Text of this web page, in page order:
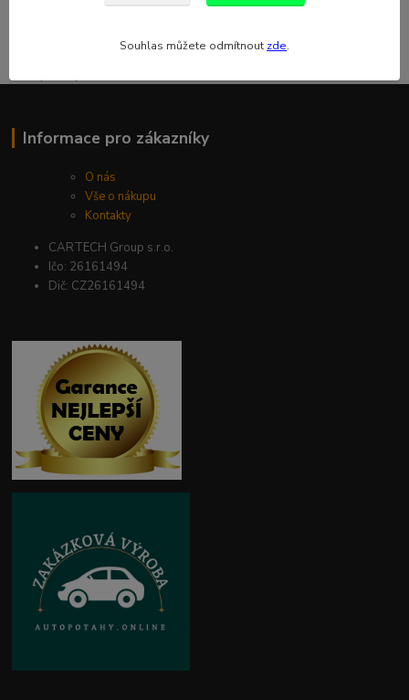
Autopotahy Škoda, Autopotahy VW, Autopotahy Dacia,
Informace pro zákazníky
O nás
Vše o nákupu
Kontakty
CARTECH Group s.r.o.
Ičo: 26161494
Dič: CZ26161494
Souhlas můžete odmítnout zde.